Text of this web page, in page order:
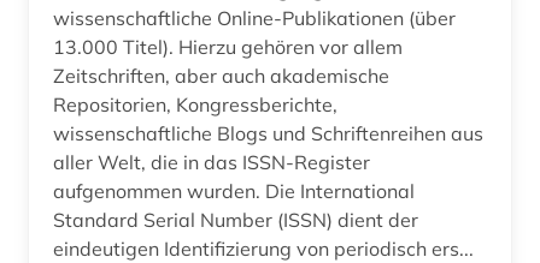
Wissenschaftskunde, Forschung, Hochschul-,
Museumswesen (1)
wissenschaftliche Online-Publikationen (über
13.000 Titel). Hierzu gehören vor allem
Zeitschriften, aber auch akademische
Repositorien, Kongressberichte,
wissenschaftliche Blogs und Schriftenreihen aus
aller Welt, die in das ISSN-Register
aufgenommen wurden. Die International
Standard Serial Number (ISSN) dient der
eindeutigen Identifizierung von periodisch ers...